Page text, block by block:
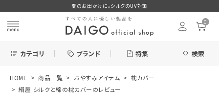
夏のお出かけに。シルクのUV対策
0
カテゴリ ブランド 特集 検索
HOME 商品一覧 おやすみアイテム
枕カバー
絹屋 シルクと綿の枕カバーのレビュー